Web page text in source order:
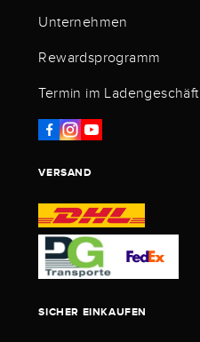
Unternehmen
Rewardsprogramm
Termin im Ladengeschäft
VERSAND
SICHER EINKAUFEN